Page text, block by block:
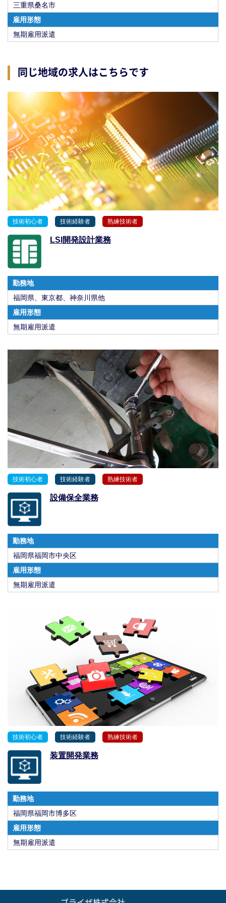
三重県桑名市
雇用形態
無期雇用派遣
同じ地域の求人はこちらです
技術初心者 技術経験者 熟練技術者
LSI開発設計業務
勤務地
福岡県、東京都、神奈川県他
雇用形態
無期雇用派遣
技術初心者 技術経験者 熟練技術者
設備保全業務
勤務地
福岡県福岡市中央区
雇用形態
無期雇用派遣
技術初心者 技術経験者 熟練技術者
装置開発業務
勤務地
福岡県福岡市博多区
雇用形態
無期雇用派遣